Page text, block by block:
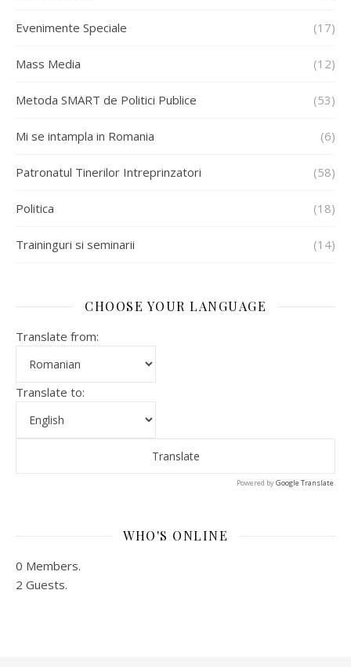
Evenimente Speciale (17)
Mass Media (12)
Metoda SMART de Politici Publice (53)
Mi se intampla in Romania (6)
Patronatul Tinerilor Intreprinzatori (58)
Politica (18)
Traininguri si seminarii (14)
CHOOSE YOUR LANGUAGE
Translate from:
Translate to:
Powered byGoogle Translate.
WHO'S ONLINE
0 Members.
2 Guests.